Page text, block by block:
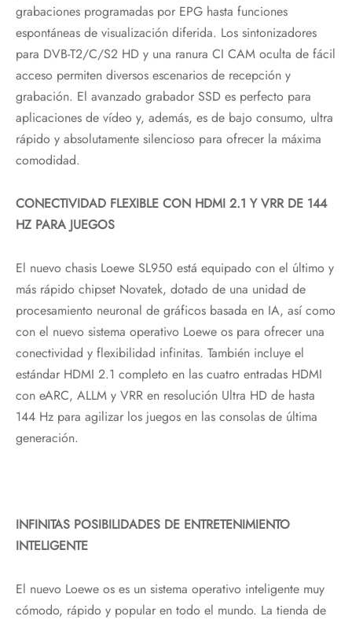
grabaciones programadas por EPG hasta funciones
espontáneas de visualización diferida. Los sintonizadores
para DVB-T2/C/S2 HD y una ranura CI CAM oculta de fácil
acceso permiten diversos escenarios de recepción y
grabación. El avanzado grabador SSD es perfecto para
aplicaciones de vídeo y, además, es de bajo consumo, ultra
rápido y absolutamente silencioso para ofrecer la máxima
comodidad.
CONECTIVIDAD FLEXIBLE CON HDMI 2.1 Y VRR DE 144
HZ PARA JUEGOS
El nuevo chasis Loewe SL950 está equipado con el último y
más rápido chipset Novatek, dotado de una unidad de
procesamiento neuronal de gráficos basada en IA, así como
con el nuevo sistema operativo Loewe os para ofrecer una
conectividad y flexibilidad infinitas. También incluye el
estándar HDMI 2.1 completo en las cuatro entradas HDMI
con eARC, ALLM y VRR en resolución Ultra HD de hasta
144 Hz para agilizar los juegos en las consolas de última
generación.
INFINITAS POSIBILIDADES DE ENTRETENIMIENTO
INTELIGENTE
El nuevo Loewe os es un sistema operativo inteligente muy
cómodo, rápido y popular en todo el mundo. La tienda de